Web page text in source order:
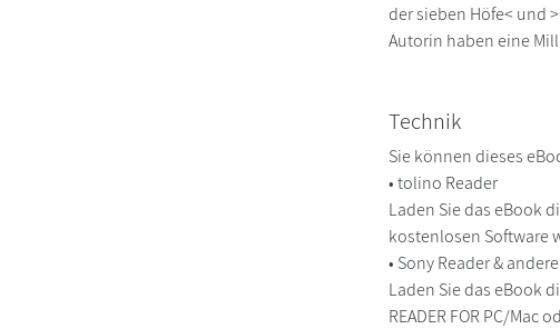
der sieben Höfe< und
Autorin haben eine
Technik
Sie können dieses
• tolino Reader
Laden Sie das eBook
kostenlosen Software
• Sony Reader &
Laden Sie das eBook
READER FOR PC/